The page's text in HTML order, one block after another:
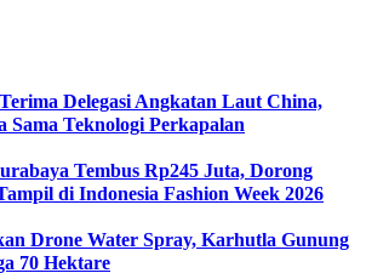
Delegasi Angkatan Laut China,
Sama Teknologi Perkapalan
Tembus Rp245 Juta, Dorong
di Indonesia Fashion Week 2026
Drone Water Spray, Karhutla Gunung
70 Hektare